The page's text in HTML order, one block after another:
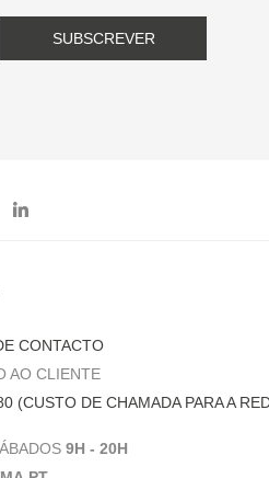
SUBSCREVER
CONTACTO
AO CLIENTE
(CUSTO DE CHAMADA PARA A
9H - 20H